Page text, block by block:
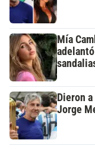
Mía
Dieron
Jorge